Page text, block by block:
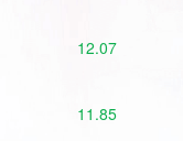
12.07
11.85